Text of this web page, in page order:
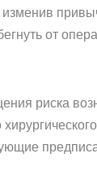
изменив
от
риска